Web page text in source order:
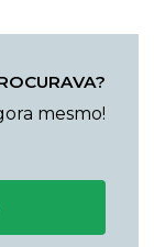
mesmo!